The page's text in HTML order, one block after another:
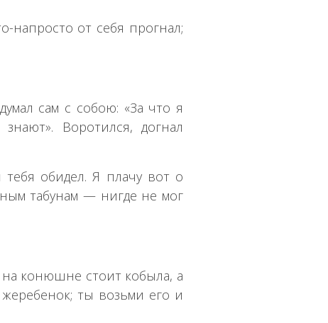
напросто от себя прогнал;
сам с собою: «За что я
Воротился, догнал
обидел. Я плачу вот о
табунам — нигде не мог
конюшне стоит кобыла, а
ты возьми его и